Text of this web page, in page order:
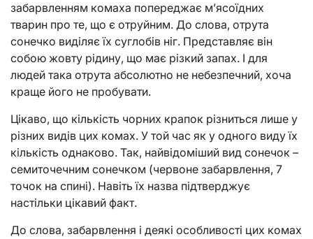
забарвленням комаха попереджає м’ясоїдних
тварин про те, що є отруйним. До слова, отрута
сонечко виділяє їх суглобів ніг. Представляє він
собою жовту рідину, що має різкий запах. І для
людей така отрута абсолютно не небезпечний, хоча
краще його не пробувати.
Цікаво, що кількість чорних крапок різниться лише у
різних видів цих комах. У той час як у одного виду їх
кількість однаково. Так, найвідоміший вид сонечок –
семиточечним сонечком (червоне забарвлення, 7
точок на спині). Навіть їх назва підтверджує
настільки цікавий факт.
До слова, забарвлення і деякі особливості цих комах